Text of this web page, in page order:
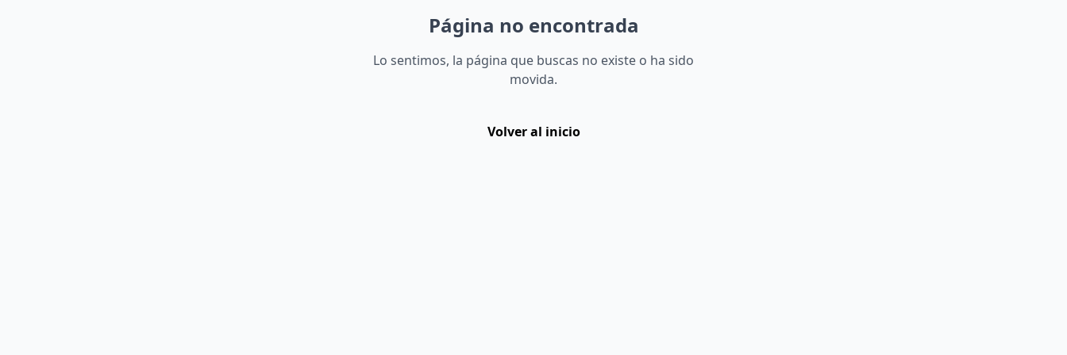
Página no encontrada
Lo sentimos, la página que buscas no existe o ha sido
movida.
Volver al inicio